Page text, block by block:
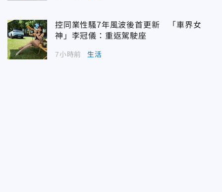
控同業性騷7年風波後首更新 「車界女
神」李冠儀：重返駕駛座
7小時前 生活